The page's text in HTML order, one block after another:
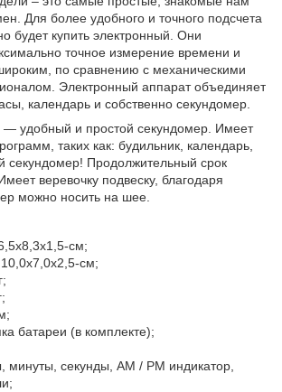
Для более удобного и точного подсчета
будет купить электронный. Они
точное измерение времени и
по сравнению с механическими
Электронный аппарат объединяет
календарь и собственно секундомер.
удобный и простой секундомер. Имеет
таких как: будильник, календарь,
секундомер! Продолжительный срок
веревочку подвеску, благодаря
можно носить на шее.
см;
см;
батареи (в комплекте);
минуты, секунды, AM / PM индикатор,